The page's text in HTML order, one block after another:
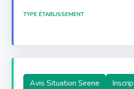
TYPE ÉTABLISSEMENT
Avis Situation Sirene